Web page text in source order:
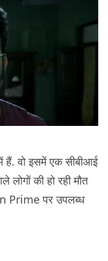
हैं. वो इसमें एक सीबीआई
की हो रही मौत
Prime पर उपलब्ध